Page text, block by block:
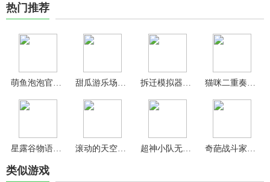
热门推荐
星露谷物语手机版中文版 超神小队无限内购免广告版
类似游戏